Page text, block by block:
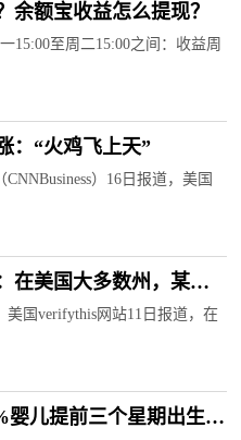
余额宝收益怎么提现？
15:00至周二15:00之间：收益周
：“火鸡飞上天”
）16日报道，美国
在美国大多数州，某种
美国verifythis网站11日报道，在
婴儿提前三个星期出生